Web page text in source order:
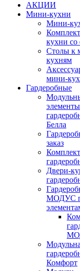
АКЦИИ
Мини-кухни
Мини-
кухни со
Столы к
кухням
мини-
Гардеробные
элементы
Белла
заказ
Двери-
МОДУС
Комфорт